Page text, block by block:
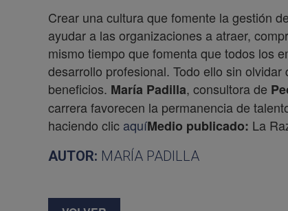
Crear una cultura que fomente la gestión
ayudar a las organizaciones a atraer,
mismo tiempo que fomenta que todos los
desarrollo profesional. Todo ello sin
beneficios. María Padilla, consultora de
carrera favorecen la permanencia de
haciendo clic aquíMedio publicado: La
AUTOR: MARÍA PADILLA